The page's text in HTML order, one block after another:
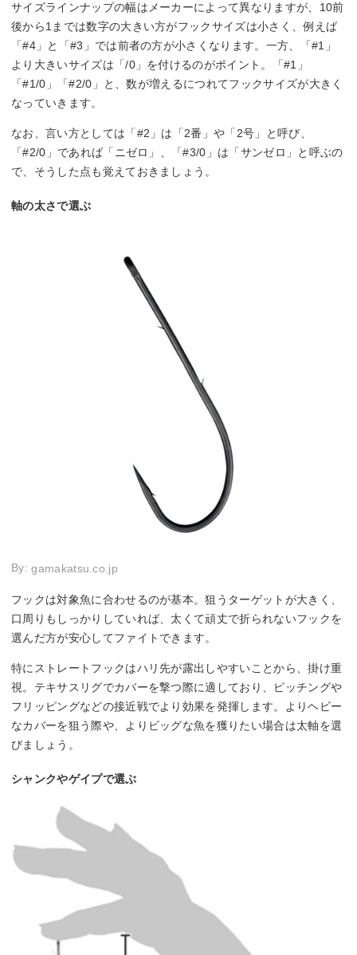
サイズラインナップの幅はメーカーによって異なりますが、10前
後から1までは数字の大きい方がフックサイズは小さく、例えば
「#4」と「#3」では前者の方が小さくなります。一方、「#1」
より大きいサイズは「/0」を付けるのがポイント。「#1」
「#1/0」「#2/0」と、数が増えるにつれてフックサイズが大きく
なっていきます。
なお、言い方としては「#2」は「2番」や「2号」と呼び、
「#2/0」であれば「ニゼロ」、「#3/0」は「サンゼロ」と呼ぶの
で、そうした点も覚えておきましょう。
軸の太さで選ぶ
By:gamakatsu.co.jp
フックは対象魚に合わせるのが基本。狙うターゲットが大きく、
口周りもしっかりしていれば、太くて頑丈で折られないフックを
選んだ方が安心してファイトできます。
特にストレートフックはハリ先が露出しやすいことから、掛け重
視。テキサスリグでカバーを撃つ際に適しており、ピッチングや
フリッピングなどの接近戦でより効果を発揮します。よりヘビー
なカバーを狙う際や、よりビッグな魚を獲りたい場合は太軸を選
びましょう。
シャンクやゲイプで選ぶ